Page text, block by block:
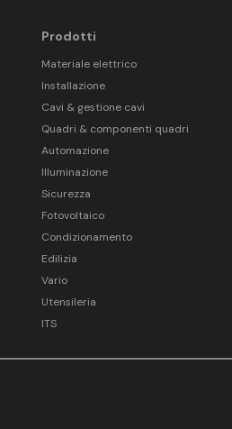
Prodotti
Materiale elettrico
Installazione
Cavi & gestione cavi
Quadri & componenti quadri
Automazione
Illuminazione
Sicurezza
Fotovoltaico
Condizionamento
Edilizia
Vario
Utensileria
ITS